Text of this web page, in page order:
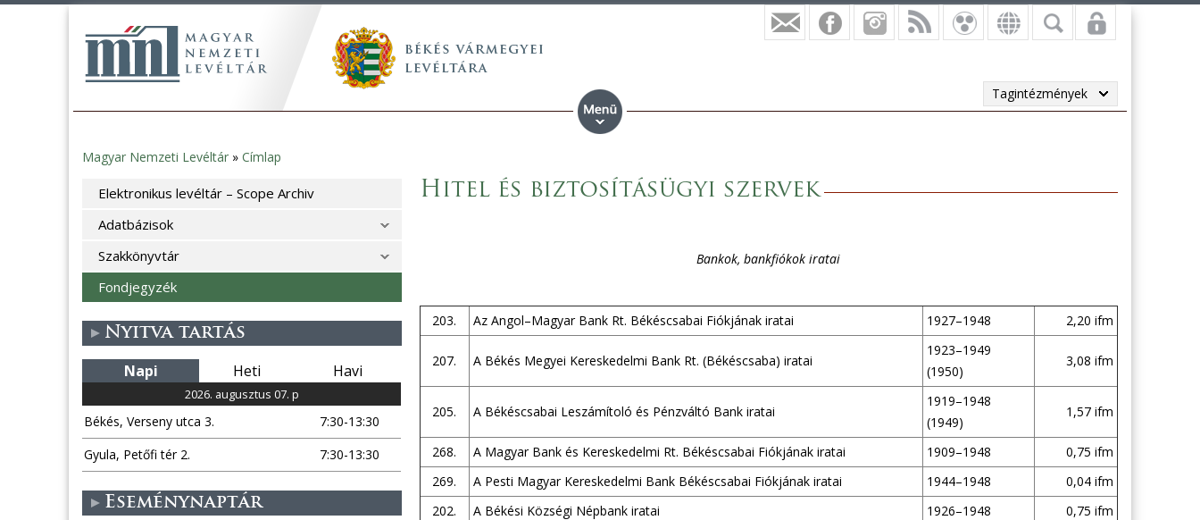
Tagintézmények
Jelenlegi
hely
Magyar Nemzeti Levéltár » Címlap
Hitel és biztosításügyi szervek
Bankok, bankfiókok iratai
203. Az Angol–Magyar Bank Rt. Békéscsabai Fiókjának iratai 1927–1948 2,20 ifm
207. A Békés Megyei Kereskedelmi Bank Rt. (Békéscsaba) iratai
1923–1949
(1950)
3,08 ifm
205. A Békéscsabai Leszámítoló és Pénzváltó Bank iratai
1919–1948
(1949)
1,57 ifm
268. A Magyar Bank és Kereskedelmi Rt. Békéscsabai Fiókjának iratai 1909–1948
0,75 ifm
269.
A Pesti Magyar Kereskedelmi Bank Békéscsabai Fiókjának iratai 1944–1948
0,04 ifm
202.
A Békési Községi Népbank iratai 1926–1948
0,75 ifm
Elektronikus levéltár – Scope Archiv
Adatbázisok
Szakkönyvtár
Fondjegyzék
Nyitva tartás
Napi Heti Havi
2026. augusztus 07. p
Békés, Verseny utca 3.
7:30-13:30
Gyula, Petőfi tér 2.
7:30-13:30
Eseménynaptár